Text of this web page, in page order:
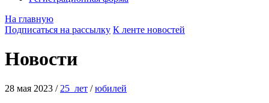
На главную
Подписаться на рассылку К ленте новостей
Новости
28 мая 2023 / 25_лет /юбилей